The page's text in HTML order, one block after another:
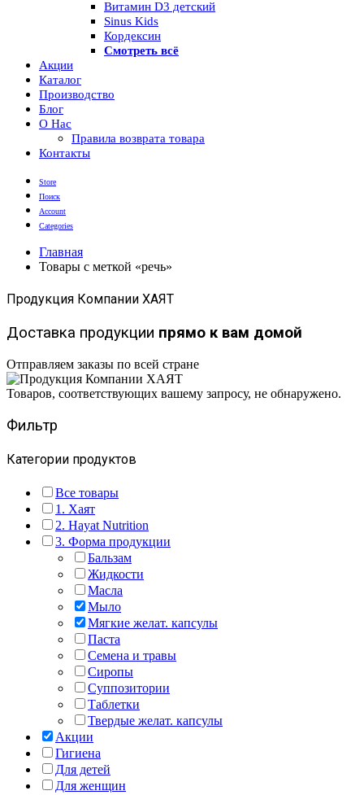
Витамин D3 детский
Sinus Kids
Кордексин
Смотреть всё
Акции
Каталог
Производство
Блог
О Нас
Правила возврата товара
Контакты
Store
Поиск
Account
Categories
Главная
Товары с меткой «речь»
Продукция Компании ХАЯТ
Доставка продукции прямо к вам домой
Отправляем заказы по всей стране
Товаров, соответствующих вашему запросу, не обнаружено.
Фильтр
Категории продуктов
Все товары
1. Хаят
2. Hayat Nutrition
3. Форма продукции
Бальзам
Жидкости
Масла
Мыло
Мягкие желат. капсулы
Паста
Семена и травы
Сиропы
Суппозитории
Таблетки
Твердые желат. капсулы
Акции
Гигиена
Для детей
Для женщин